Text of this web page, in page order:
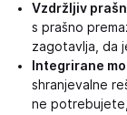
Vzdržljiv
s prašno
zagotavlja, da
Integrirane
shranjevalne
ne